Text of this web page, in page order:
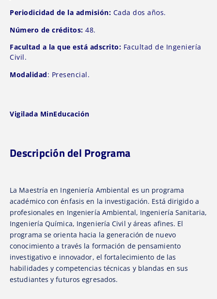
Periodicidad de la admisión: Cada dos años.
Número de créditos: 48.
Facultad a la que está adscrito: Facultad de Ingeniería
Civil.
Modalidad: Presencial.
Vigilada MinEducación
Descripción del Programa
La Maestría en Ingeniería Ambiental es un programa
académico con énfasis en la investigación. Está dirigido a
profesionales en Ingeniería Ambiental, Ingeniería Sanitaria,
Ingeniería Química, Ingeniería Civil y áreas afines. El
programa se orienta hacia la generación de nuevo
conocimiento a través la formación de pensamiento
investigativo e innovador, el fortalecimiento de las
habilidades y competencias técnicas y blandas en sus
estudiantes y futuros egresados.